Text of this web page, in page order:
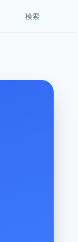
検索